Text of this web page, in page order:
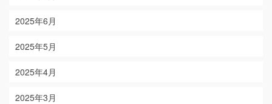
2025年6月
2025年5月
2025年4月
2025年3月